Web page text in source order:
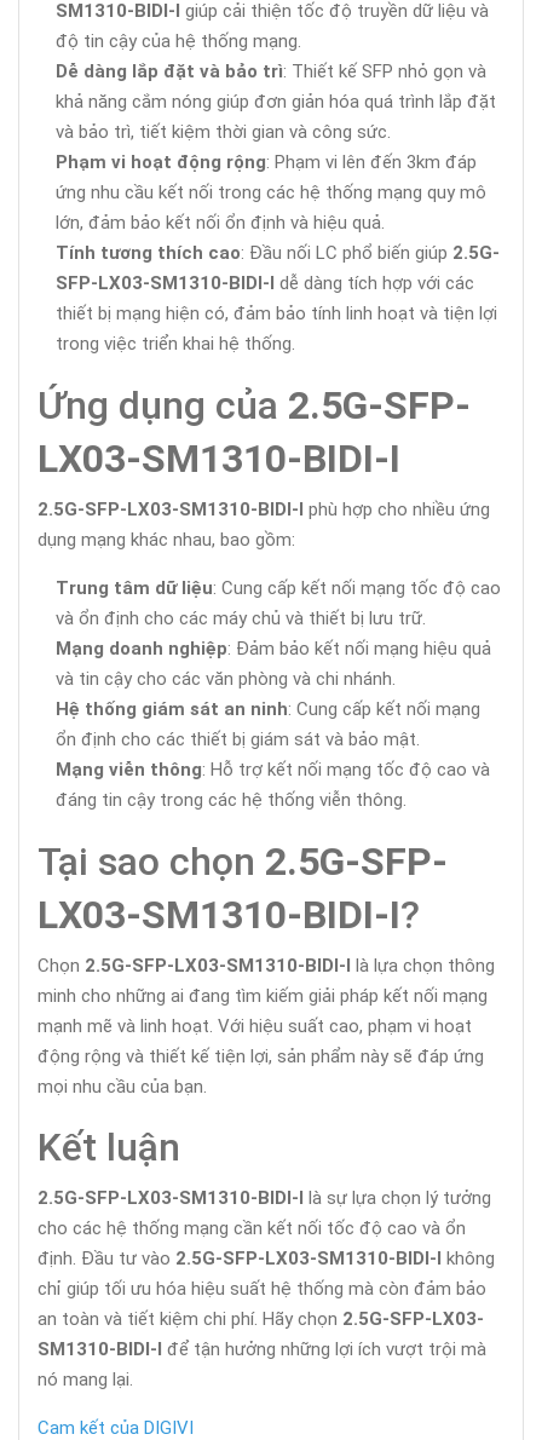
SM1310-BIDI-I giúp cải thiện tốc độ truyền dữ liệu và
độ tin cậy của hệ thống mạng.
Dễ dàng lắp đặt và bảo trì: Thiết kế SFP nhỏ gọn và
khả năng cắm nóng giúp đơn giản hóa quá trình lắp đặt
và bảo trì, tiết kiệm thời gian và công sức.
Phạm vi hoạt động rộng: Phạm vi lên đến 3km đáp
ứng nhu cầu kết nối trong các hệ thống mạng quy mô
lớn, đảm bảo kết nối ổn định và hiệu quả.
Tính tương thích cao: Đầu nối LC phổ biến giúp 2.5G-
SFP-LX03-SM1310-BIDI-I dễ dàng tích hợp với các
thiết bị mạng hiện có, đảm bảo tính linh hoạt và tiện lợi
trong việc triển khai hệ thống.
Ứng dụng của 2.5G-SFP-
LX03-SM1310-BIDI-I
2.5G-SFP-LX03-SM1310-BIDI-I phù hợp cho nhiều ứng
dụng mạng khác nhau, bao gồm:
Trung tâm dữ liệu: Cung cấp kết nối mạng tốc độ cao
và ổn định cho các máy chủ và thiết bị lưu trữ.
Mạng doanh nghiệp: Đảm bảo kết nối mạng hiệu quả
và tin cậy cho các văn phòng và chi nhánh.
Hệ thống giám sát an ninh: Cung cấp kết nối mạng
ổn định cho các thiết bị giám sát và bảo mật.
Mạng viễn thông: Hỗ trợ kết nối mạng tốc độ cao và
đáng tin cậy trong các hệ thống viễn thông.
Tại sao chọn 2.5G-SFP-
LX03-SM1310-BIDI-I?
Chọn 2.5G-SFP-LX03-SM1310-BIDI-I là lựa chọn thông
minh cho những ai đang tìm kiếm giải pháp kết nối mạng
mạnh mẽ và linh hoạt. Với hiệu suất cao, phạm vi hoạt
động rộng và thiết kế tiện lợi, sản phẩm này sẽ đáp ứng
mọi nhu cầu của bạn.
Kết luận
2.5G-SFP-LX03-SM1310-BIDI-I là sự lựa chọn lý tưởng
cho các hệ thống mạng cần kết nối tốc độ cao và ổn
định. Đầu tư vào 2.5G-SFP-LX03-SM1310-BIDI-I không
chỉ giúp tối ưu hóa hiệu suất hệ thống mà còn đảm bảo
an toàn và tiết kiệm chi phí. Hãy chọn 2.5G-SFP-LX03-
SM1310-BIDI-I để tận hưởng những lợi ích vượt trội mà
nó mang lại.
Cam kết của DIGIVI